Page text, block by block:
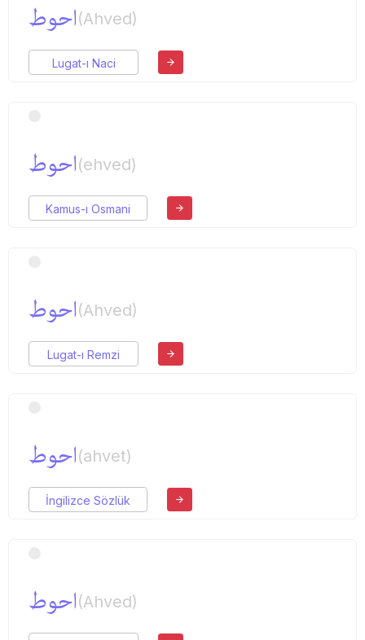
احوط(Ahved)
Lugat-ı Naci
احوط(ehved)
Kamus-ı Osmani
احوط(Ahved)
Lugat-ı Remzi
احوط(ahvet)
İngilizce Sözlük
احوط(Ahved)